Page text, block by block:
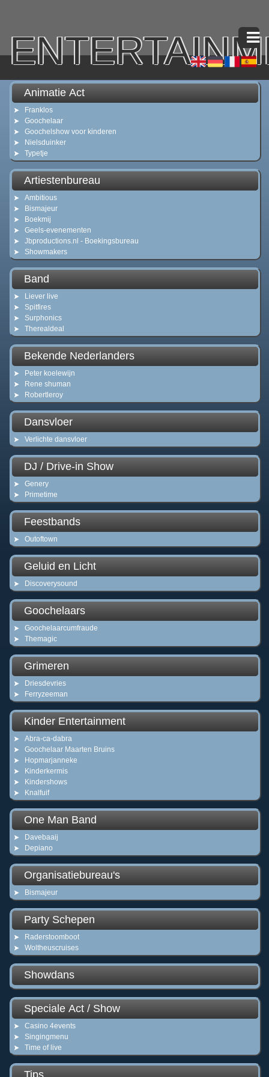
Animatie Act
Franklos
Goochelaar
Goochelshow voor kinderen
Nielsduinker
Typetje
Artiestenbureau
Ambitious
Bismajeur
Boekmij
Geels-evenementen
Jbproductions.nl - Boekingsbureau
Showmakers
Band
Liever live
Spitfires
Surphonics
Therealdeal
Bekende Nederlanders
Peter koelewijn
Rene shuman
Robertleroy
Dansvloer
Verlichte dansvloer
DJ / Drive-in Show
Genery
Primetime
Feestbands
Outoftown
Geluid en Licht
Discoverysound
Goochelaars
Goochelaarcumfraude
Themagic
Grimeren
Driesdevries
Ferryzeeman
Kinder Entertainment
Abra-ca-dabra
Goochelaar Maarten Bruins
Hopmarjanneke
Kinderkermis
Kindershows
Knalfuif
One Man Band
Davebaaij
Depiano
Organisatiebureau's
Bismajeur
Party Schepen
Raderstoomboot
Woltheuscruises
Showdans
Speciale Act / Show
Casino 4events
Singingmenu
Time of live
Tips